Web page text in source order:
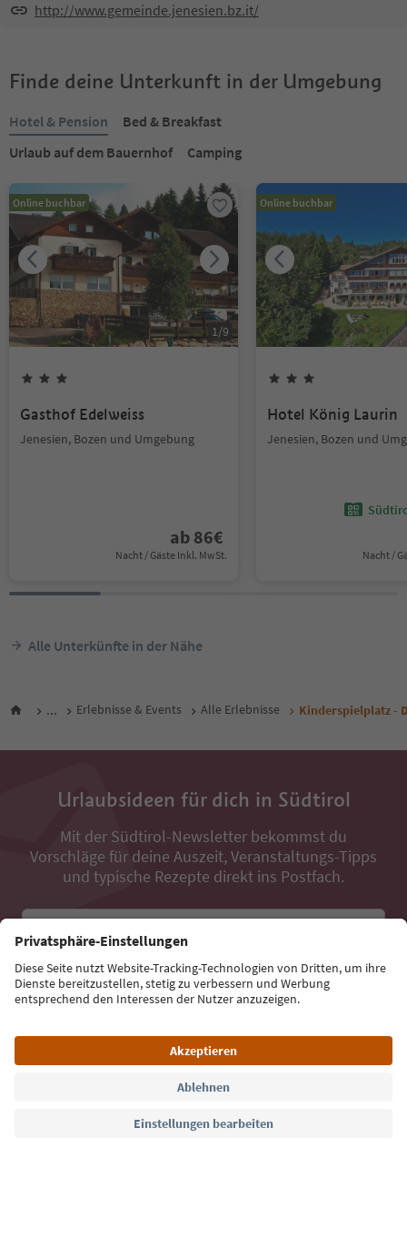
http://www.gemeinde.jenesien.bz.it/
Finde deine Unterkunft in der Umgebung
Hotel & Pension
Bed & Breakfast
Urlaub auf dem Bauernhof
Camping
Online buchbar
1/9
Gasthof Edelweiss
Jenesien, Bozen und Umgebung
ab 86€
Nacht / Gäste Inkl. MwSt.
Online buchbar
Hotel König Laurin
Jenesien, Bozen und
Nacht /
Alle Unterkünfte in der Nähe
... Erlebnisse & Events Alle Erlebnisse Kinderspielplatz -
Urlaubsideen für dich in Südtirol
Mit der Südtirol-Newsletter bekommst du
Vorschläge für deine Auszeit, Veranstaltungs-Tipps
und typische Rezepte direkt ins Postfach.
Jetzt anmelden